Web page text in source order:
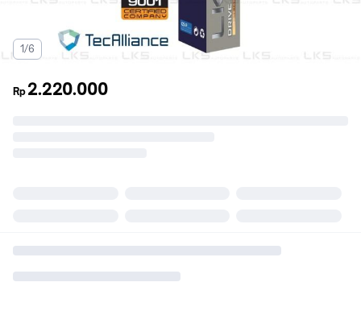
1/6
Rp 2.220.000